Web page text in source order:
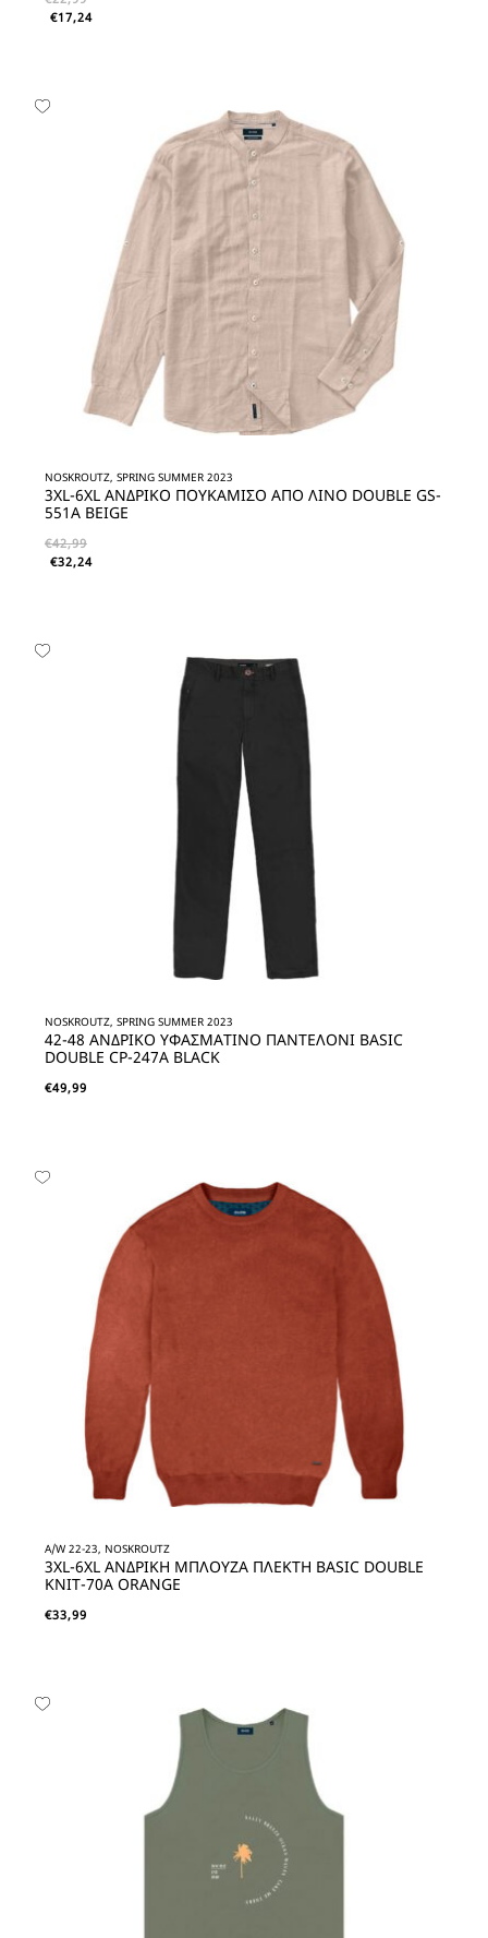
€17,24
NOSKROUTZ, SPRING SUMMER 2023
3XL-6XL ΑΝΔΡΙΚO ΠΟΥΚΑΜΙΣO ΑΠΟ ΛΙΝΟ DOUBLE GS-
551A BEIGE
€42,99
€32,24
NOSKROUTZ, SPRING SUMMER 2023
42-48 ΑΝΔΡΙΚΟ ΥΦΑΣΜΑΤΙΝΟ ΠΑΝΤΕΛΟΝΙ BASIC
DOUBLE CP-247A BLACK
€49,99
A/W 22-23, NOSKROUTZ
3XL-6XL ΑΝΔΡΙΚΗ ΜΠΛΟΥΖΑ ΠΛΕΚΤΗ BASIC DOUBLE
KNIT-70A ORANGE
€33,99